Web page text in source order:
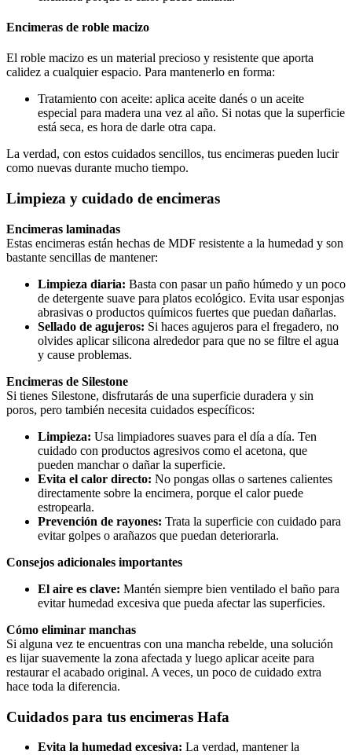
Encimeras de roble macizo
El roble macizo es un material precioso y resistente que aporta
calidez a cualquier espacio. Para mantenerlo en forma:
Tratamiento con aceite: aplica aceite danés o un aceite
especial para madera una vez al año. Si notas que la superficie
está seca, es hora de darle otra capa.
La verdad, con estos cuidados sencillos, tus encimeras pueden lucir
como nuevas durante mucho tiempo.
Limpieza y cuidado de encimeras
Encimeras laminadas
Estas encimeras están hechas de MDF resistente a la humedad y son
bastante sencillas de mantener:
Limpieza diaria: Basta con pasar un paño húmedo y un poco
de detergente suave para platos ecológico. Evita usar esponjas
abrasivas o productos químicos fuertes que puedan dañarlas.
Sellado de agujeros: Si haces agujeros para el fregadero, no
olvides aplicar silicona alrededor para que no se filtre el agua
y cause problemas.
Encimeras de Silestone
Si tienes Silestone, disfrutarás de una superficie duradera y sin
poros, pero también necesita cuidados específicos:
Limpieza: Usa limpiadores suaves para el día a día. Ten
cuidado con productos agresivos como el acetona, que
pueden manchar o dañar la superficie.
Evita el calor directo: No pongas ollas o sartenes calientes
directamente sobre la encimera, porque el calor puede
estropearla.
Prevención de rayones: Trata la superficie con cuidado para
evitar golpes o arañazos que puedan deteriorarla.
Consejos adicionales importantes
El aire es clave: Mantén siempre bien ventilado el baño para
evitar humedad excesiva que pueda afectar las superficies.
Cómo eliminar manchas
Si alguna vez te encuentras con una mancha rebelde, una solución
es lijar suavemente la zona afectada y luego aplicar aceite para
restaurar el acabado original. A veces, un poco de cuidado extra
hace toda la diferencia.
Cuidados para tus encimeras Hafa
Evita la humedad excesiva: La verdad, mantener la